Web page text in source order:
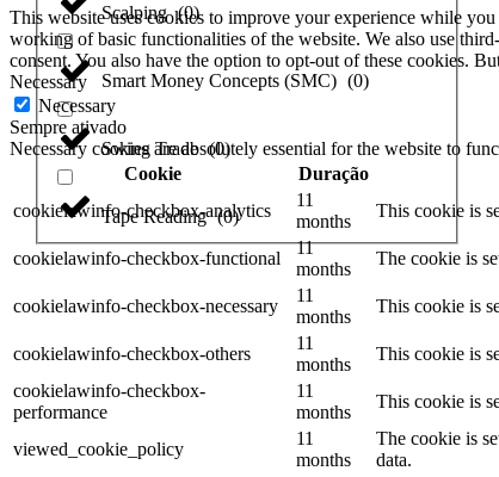
Scalping (0)
Smart Money Concepts (SMC) (0)
Swing Trade (0)
Tape Reading (0)
This website uses cookies to improve your experience while
working of basic functionalities of the website. We also use
consent. You also have the option to opt-out of these cookies.
Necessary
Necessary
Sempre ativado
Necessary cookies are absolutely essential for the website to
Cookie
Duração
cookielawinfo-checkbox-analytics
11
months
This cookie is
cookielawinfo-checkbox-functional
11
months
The cookie is
cookielawinfo-checkbox-necessary
11
months
This cookie is
cookielawinfo-checkbox-others
11
months
This cookie is
cookielawinfo-checkbox-
performance
11
months
This cookie is
viewed_cookie_policy
11
months
The cookie is
data.